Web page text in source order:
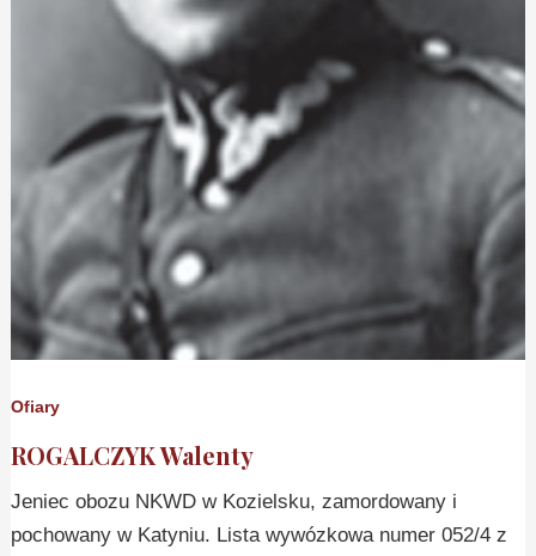
Ofiary
ROGALCZYK Walenty
Jeniec obozu NKWD w Kozielsku, zamordowany i
pochowany w Katyniu. Lista wywózkowa numer 052/4 z